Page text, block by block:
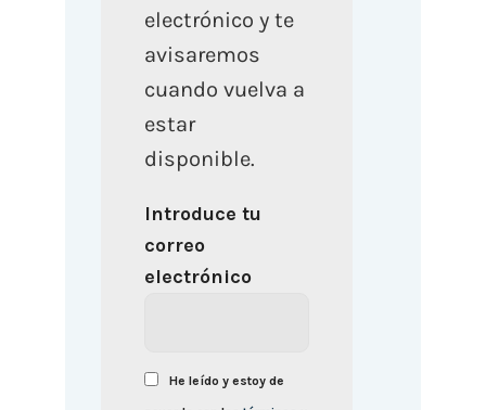
electrónico y te
avisaremos
cuando vuelva a
estar
disponible.
Introduce tu
correo
electrónico
He leído y estoy de